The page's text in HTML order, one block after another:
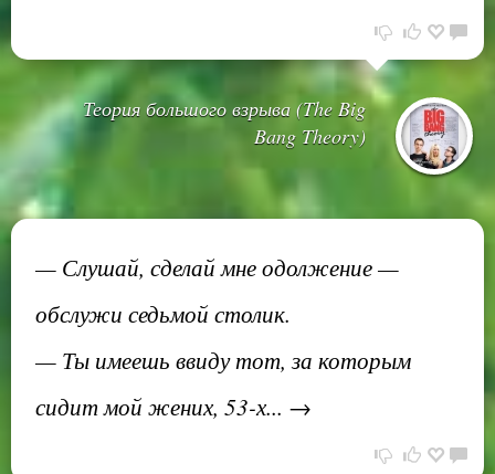
Теория большого взрыва (The Big
Bang Theory)
— Слушай, сделай мне одолжение —
обслужи седьмой столик.
— Ты имеешь ввиду тот, за которым
сидит мой жених, 53-х... →